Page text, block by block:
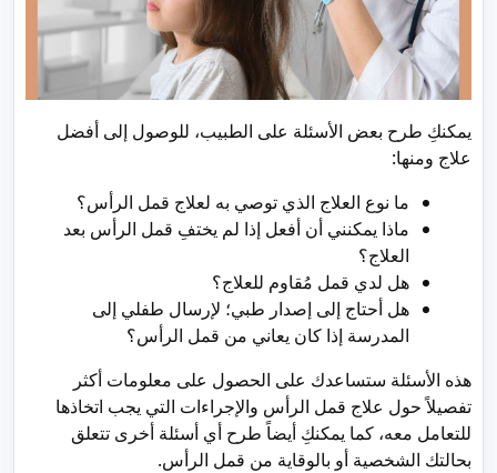
يمكنكِ طرح بعض الأسئلة على الطبيب، للوصول إلى أفضل
علاج ومنها:
ما نوع العلاج الذي توصي به لعلاج قمل الرأس؟
ماذا يمكنني أن أفعل إذا لم يختفِ قمل الرأس بعد
العلاج؟
هل لدي قمل مُقاوم للعلاج؟
هل أحتاج إلى إصدار طبي؛ لإرسال طفلي إلى
المدرسة إذا كان يعاني من قمل الرأس؟
هذه الأسئلة ستساعدك على الحصول على معلومات أكثر
تفصيلاً حول علاج قمل الرأس والإجراءات التي يجب اتخاذها
للتعامل معه، كما يمكنكِ أيضاً طرح أي أسئلة أخرى تتعلق
بحالتك الشخصية أو بالوقاية من قمل الرأس.